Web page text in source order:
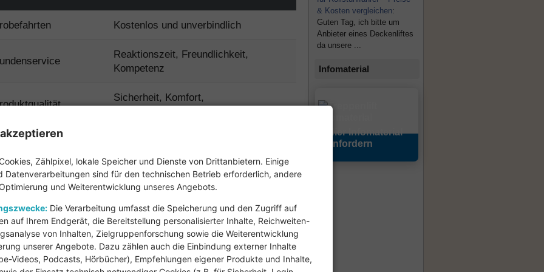
Kostenlos und unverbindlich
Reaktionszeit, Freundlichkeit,
Kompetenz
Sicherheit, Komfort,
Leistungs-
und Service
Umfang und Laufzeit der
eines Treppenliftanbieters ist entscheidend, um
dass Sie ein qualitativ hochwertiges Produkt
& Kosten vergleichen:
Guten Tag, ich bitte um
Anbieter eines Deckenliftes
da unsere ...
Infomaterial
Hier Infomaterial
anfordern
Zählpixel, lokale Speicher und Dienste von Drittanbietern. Einige
Datenverarbeitungen sind für den technischen Betrieb erforderlich, andere
und Weiterentwicklung unseres Angebots.
Die Verarbeitung umfasst die Speicherung und den Zugriff auf
auf Ihrem Endgerät, die Bereitstellung personalisierter Inhalte, Reichweiten-
von Inhalten, Zielgruppenforschung sowie die Weiterentwicklung
unserer Angebote. Dazu zählen auch die Einbindung externer Inhalte
Videos, Podcasts, Hörbücher), Empfehlungen eigener Produkte und Inhalte,